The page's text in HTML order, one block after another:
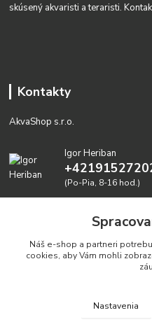
skúsený akvaristi a teraristi.
Kontakty
AkvaShop s.r.o.
Igor Heriban
(Po-Pia, 8-16 hod.)
Realizujeme prírodné
Náš e-shop a partneri
cookies, aby Vám mohli
Nastavenia